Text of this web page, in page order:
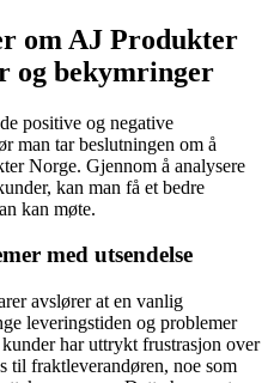
om AJ Produkter
og bekymringer
positive og negative
man tar beslutningen om å
Norge. Gjennom å analysere
kan man få et bedre
kan møte.
med utsendelse
avslører at en vanlig
leveringstiden og problemer
har uttrykt frustrasjon over
til fraktleverandøren, noe som